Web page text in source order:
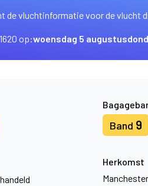
de vluchtinformatie voor de vlucht
op:woensdag 5 augustus
Band 9
Herkomst
Manchester